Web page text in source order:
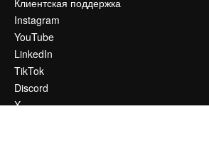
Instagram
YouTube
LinkedIn
TikTok
Discord
X